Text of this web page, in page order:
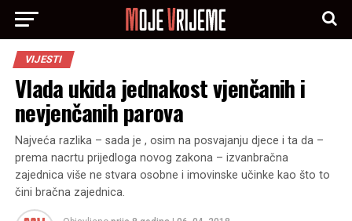
VIJESTI
Vlada ukida jednakost vjenčanih i
nevjenčanih parova
Najveća razlika – sada je , osim na posvajanju djece i ta da –
prema nacrtu prijedloga novog zakona – izvanbračna
zajednica više ne stvara osobne i imovinske učinke kao što to
čini bračna zajednica.